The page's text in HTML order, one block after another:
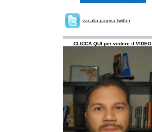
vai alla pagina twitter
CLICCA QUI per vedere il VIDEO